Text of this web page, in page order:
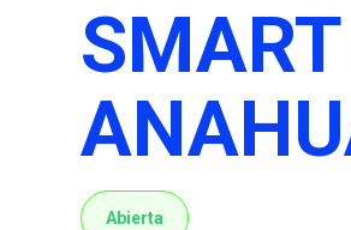
Abierta